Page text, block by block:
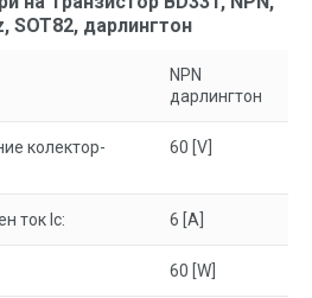
SOT82, дарлингтон
NPN
дарлингтон
колектор-
60 [V]
ток Ic: 6 [A]
60 [W]